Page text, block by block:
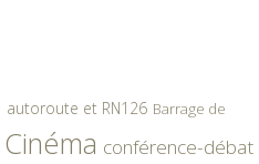
autoroute et RN126 Barrage de
Cinéma conférence-débat